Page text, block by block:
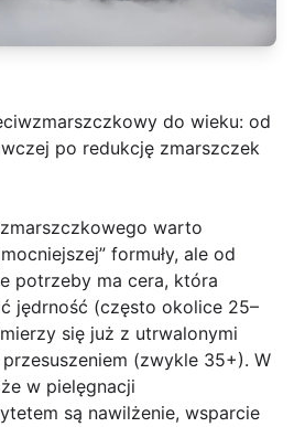
do wieku: od
po redukcję zmarszczek
warto
formuły, ale od
potrzeby ma cera, która
jędrność (często okolice 25–
się już z utrwalonymi
(zwykle 35+). W
w pielęgnacji
są nawilżenie, wsparcie